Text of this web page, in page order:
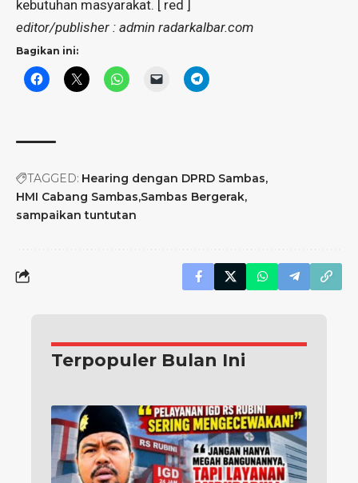
kebutuhan masyarakat. [ red ]
editor/publisher : admin radarkalbar.com
Bagikan ini:
TAGGED: Hearing dengan DPRD Sambas
HMI Cabang Sambas Sambas Bergerak
sampaikan tuntutan
Terpopuler Bulan Ini